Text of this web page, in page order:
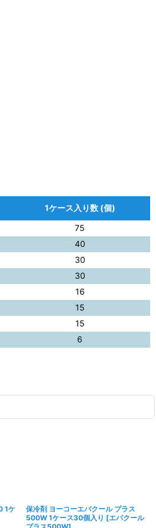
1ケース入り数 (個)
75
40
30
30
16
15
15
6
1ケ
保冷剤 ヨーコーエバクール プラス
500W 1ケース30個入り [エバクール